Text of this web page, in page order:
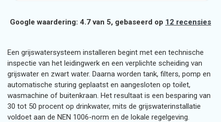
Google waardering: 4.7 van 5, gebaseerd op 12 recensies
Een grijswatersysteem installeren begint met een technische
inspectie van het leidingwerk en een verplichte scheiding van
grijswater en zwart water. Daarna worden tank, filters, pomp en
automatische sturing geplaatst en aangesloten op toilet,
wasmachine of buitenkraan. Het resultaat is een besparing van
30 tot 50 procent op drinkwater, mits de grijswaterinstallatie
voldoet aan de NEN 1006-norm en de lokale regelgeving.